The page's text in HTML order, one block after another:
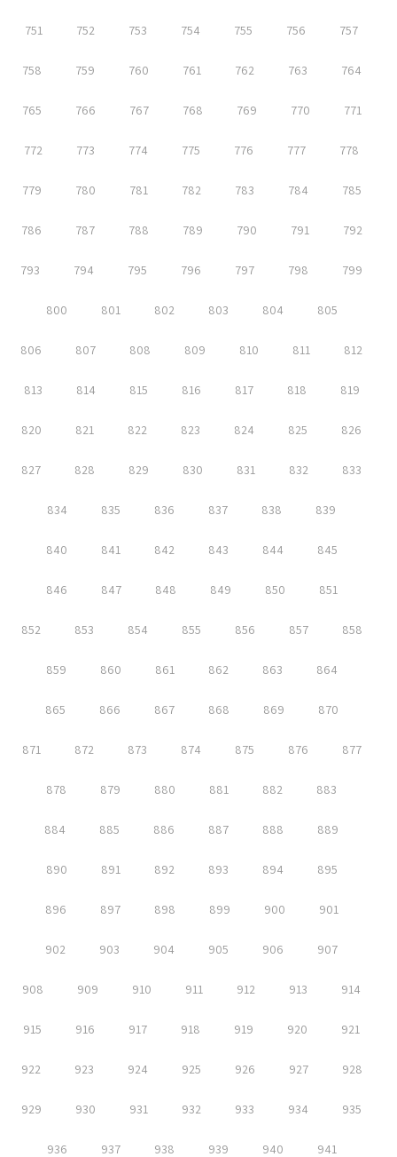
751 752 753 754 755 756 757
758 759 760 761 762 763 764
765 766 767 768 769 770 771
772 773 774 775 776 777 778
779 780 781 782 783 784 785
786 787 788 789 790 791 792
793 794 795 796 797 798 799
800 801 802 803 804 805
806 807 808 809 810 811 812
813 814 815 816 817 818 819
820 821 822 823 824 825 826
827 828 829 830 831 832 833
834 835 836 837 838 839
840 841 842 843 844 845
846 847 848 849 850 851
852 853 854 855 856 857 858
859 860 861 862 863 864
865 866 867 868 869 870
871 872 873 874 875 876 877
878 879 880 881 882 883
884 885 886 887 888 889
890 891 892 893 894 895
896 897 898 899 900 901
902 903 904 905 906 907
908 909 910 911 912 913 914
915 916 917 918 919 920 921
922 923 924 925 926 927 928
929 930 931 932 933 934 935
936 937 938 939 940 941